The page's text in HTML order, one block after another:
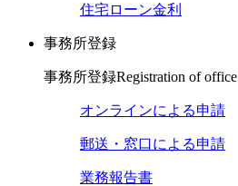
住宅ローン金利
事務所登録
事務所登録Registration of office
オンラインによる申請
郵送・窓口による申請
業務報告書